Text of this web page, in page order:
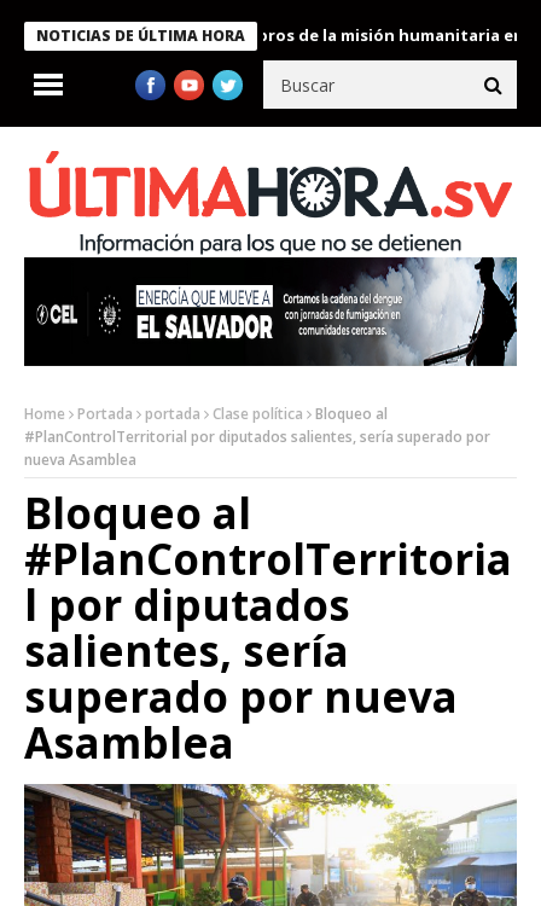
NOTICIAS DE ÚLTIMA HORA
Bukele condecora a miembros de la misión humanitaria enviada
Home Portada portada Clase política
Bloqueo al
#PlanControlTerritorial por diputados salientes, sería superado por
nueva Asamblea
Bloqueo al
#PlanControlTerritoria
l por diputados
salientes, sería
superado por nueva
Asamblea